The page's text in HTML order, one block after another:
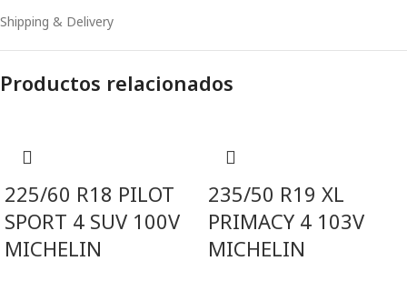
Shipping & Delivery
Productos relacionados
225/60 R18 PILOT
SPORT 4 SUV 100V
MICHELIN
235/50 R19 XL
PRIMACY 4 103V
MICHELIN